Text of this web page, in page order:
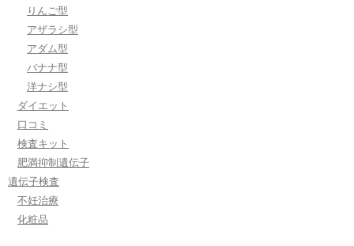
りんご型
アザラシ型
アダム型
バナナ型
洋ナシ型
ダイエット
口コミ
検査キット
肥満抑制遺伝子
遺伝子検査
不妊治療
化粧品